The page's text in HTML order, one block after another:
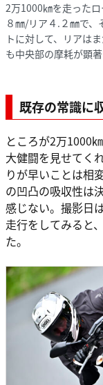
2万1000㎞を走った
８㎜/リア４.２㎜で
トに対して、リアは
も中央部の摩耗が顕
既存の常識に
ところが2万1000
大健闘を見せてく
りが早いことは相
の凹凸の吸収性は
感じない。撮影日
走行をしてみると
た。